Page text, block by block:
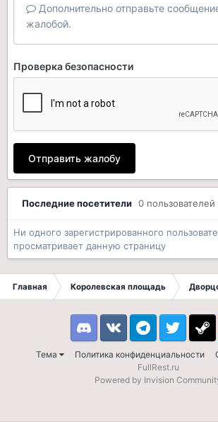
Дополнительно отправьте
жалобой.
Проверка безопасности
Отправить жалобу
Последние посетители 0
Ни одного зарегистрированного
просматривает данную страницу
Главная Королевская площадь
Тема Политика конфиденциальности
DiscordVK TelegramTwitter
FullRest.ru
Powered by Invision